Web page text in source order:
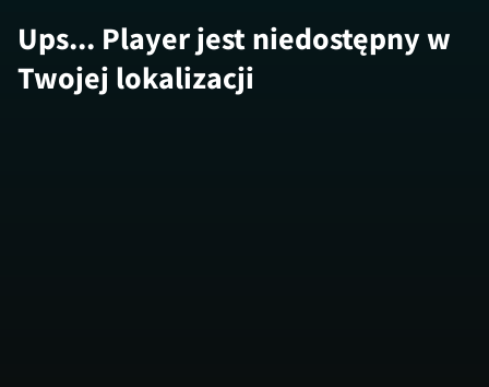
Ups... Player jest niedostępny w
Twojej lokalizacji